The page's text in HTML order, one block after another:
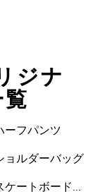
ジナ
ーフパンツ
ョルダーバッグ
ケートボードシ